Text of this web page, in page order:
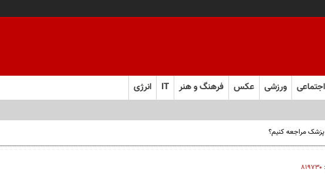
اجتماعی ورزشی عکس فرهنگ و هنر IT انرژی
مراجعه کنیم؟
۸۱۹۷۳۰